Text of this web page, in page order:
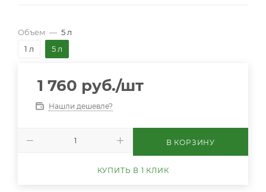
Объем — 5 л
1 л
5 л
1 760 руб./шт
Нашли дешевле?
В КОРЗИНУ
КУПИТЬ В 1 КЛИК